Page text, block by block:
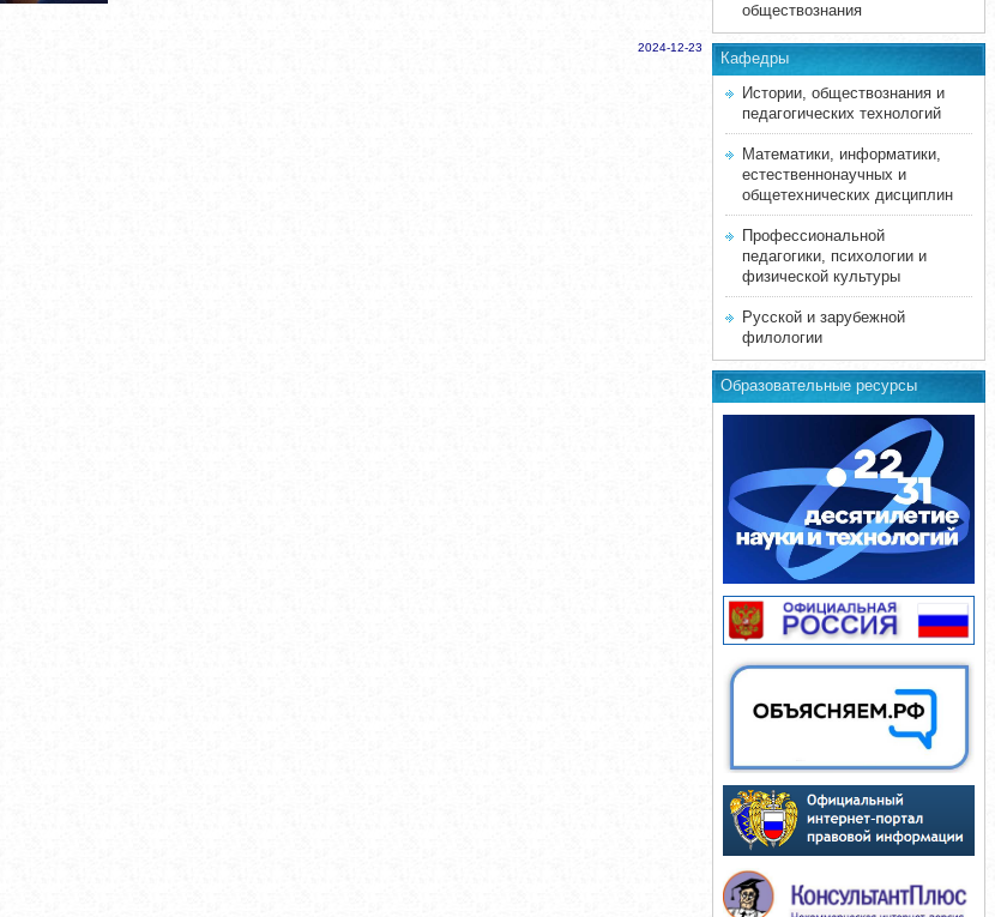
2024-12-23
обществознания
Кафедры
Истории, обществознания и
педагогических технологий
Математики, информатики,
естественнонаучных и
общетехнических дисциплин
Профессиональной
педагогики, психологии и
физической культуры
Русской и зарубежной
филологии
Образовательные ресурсы